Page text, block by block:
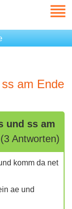
am Ende
und ss am
(3 Antworten)
komm da net
ae und